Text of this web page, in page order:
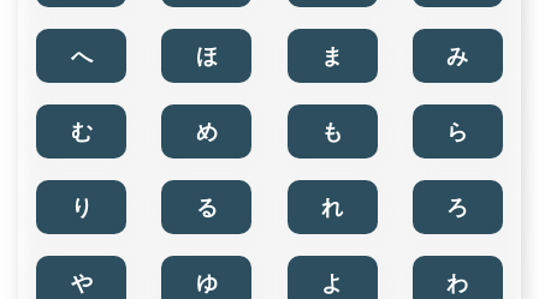
へ ほ ま み
む め も ら
り る れ ろ
や ゆ よ わ